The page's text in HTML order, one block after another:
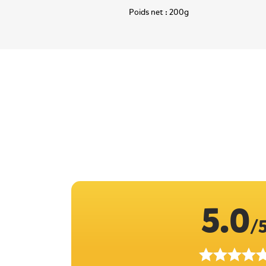
Poids net : 200g
5.0/